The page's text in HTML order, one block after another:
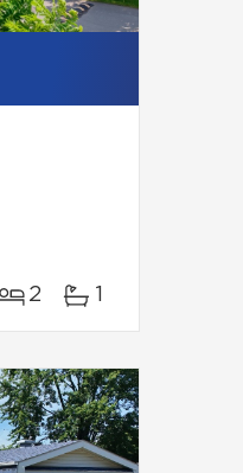
2 1